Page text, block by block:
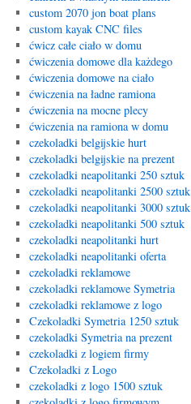
custom 2070 jon boat plans
custom kayak CNC files
ćwicz całe ciało w domu
ćwiczenia domowe dla każdego
ćwiczenia domowe na ciało
ćwiczenia na ładne ramiona
ćwiczenia na mocne plecy
ćwiczenia na ramiona w domu
czekoladki belgijskie hurt
czekoladki belgijskie na prezent
czekoladki neapolitanki 250 sztuk
czekoladki neapolitanki 2500 sztuk
czekoladki neapolitanki 3000 sztuk
czekoladki neapolitanki 500 sztuk
czekoladki neapolitanki hurt
czekoladki neapolitanki oferta
czekoladki reklamowe
czekoladki reklamowe Symetria
czekoladki reklamowe z logo
Czekoladki Symetria 1250 sztuk
czekoladki Symetria na prezent
czekoladki z logiem firmy
Czekoladki z Logo
czekoladki z logo 1500 sztuk